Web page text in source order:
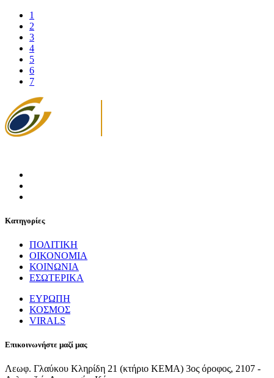
1
2
3
4
5
6
7
Κατηγορίες
ΠΟΛΙΤΙΚΗ
ΟΙΚΟΝΟΜΙΑ
ΚΟΙΝΩΝΙΑ
ΕΣΩΤΕΡΙΚΑ
ΕΥΡΩΠΗ
ΚΟΣΜΟΣ
VIRALS
Επικοινωνήστε μαζί μας
Λεωφ. Γλαύκου Κληρίδη 21 (κτήριο ΚΕΜΑ) 3ος όροφος, 2107 -